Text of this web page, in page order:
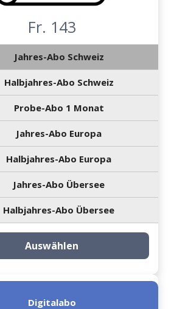
Fr. 143
Jahres-Abo Schweiz
Halbjahres-Abo Schweiz
Probe-Abo 1 Monat
Jahres-Abo Europa
Halbjahres-Abo Europa
Jahres-Abo Übersee
Halbjahres-Abo Übersee
Auswählen
Digitalabo